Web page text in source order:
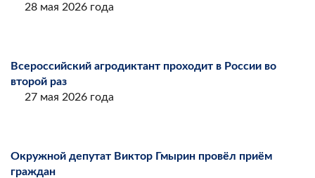
28 мая 2026 года
Всероссийский агродиктант проходит в России во
второй раз
27 мая 2026 года
Окружной депутат Виктор Гмырин провёл приём
граждан